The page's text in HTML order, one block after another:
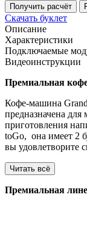
Получить расчёт
Скачать буклет
Описание
Характеристики
Подключаемые
Видеоинструкции
Премиальная
Кофе-машина
предназначена
приготовления
toGo, она имеет 2
вы удовлетворите
Читать всё
Премиальная